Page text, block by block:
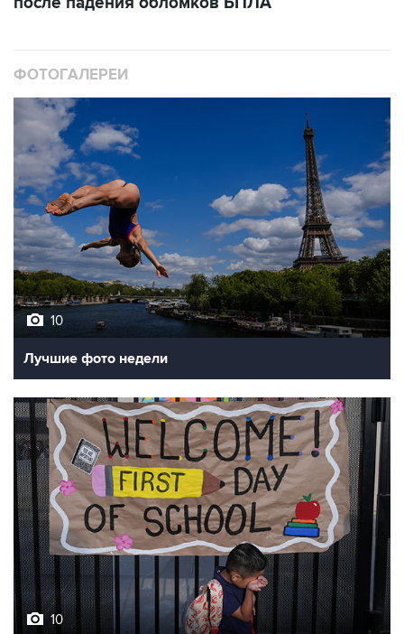
ФОТОГАЛЕРЕИ
10
Лучшие фото недели
10